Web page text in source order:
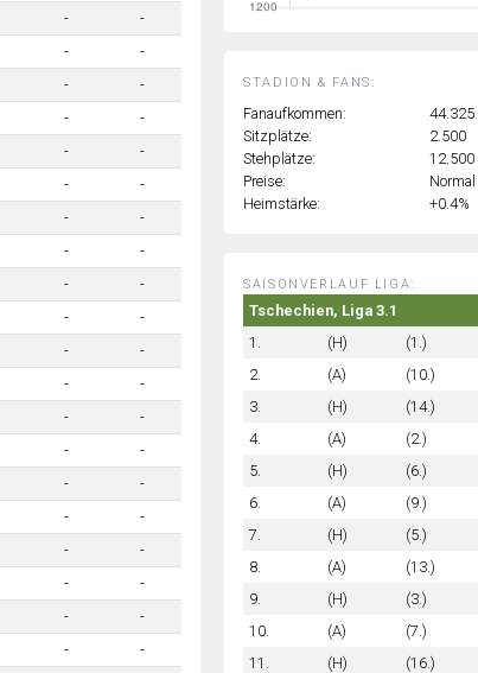
-
-
-
-
-
-
-
-
-
-
-
-
-
-
-
-
-
-
-
-
-
-
-
-
-
-
-
-
-
-
-
-
-
-
-
-
-
-
-
-
STADION & FANS:
Fanaufkommen:
44.325
Sitzplätze:
2.500
Stehplätze:
12.500
Preise:
Normal
Heimstärke:
+0.4%
SAISONVERLAUF LIGA:
Tschechien, Liga 3.1
1.
(H) (1.)
2.
(A) (10.)
3.
(H) (14.)
4.
(A) (2.)
5.
(H) (6.)
6.
(A) (9.)
7.
(H) (5.)
8.
(A) (13.)
9.
(H) (3.)
10.
(A) (7.)
11.
(H) (16.)